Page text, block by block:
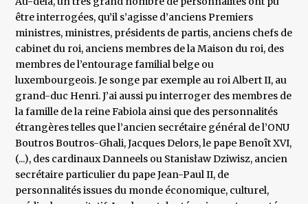
être interrogées, qu’il s’agisse d’anciens Premiers
ministres, ministres, présidents de partis, anciens chefs de
cabinet du roi, anciens membres de la Maison du roi, des
membres de l’entourage familial belge ou
luxembourgeois. Je songe par exemple au roi Albert II, au
grand-duc Henri. J’ai aussi pu interroger des membres de
la famille de la reine Fabiola ainsi que des personnalités
étrangères telles que l’ancien secrétaire général de l’ONU
Boutros Boutros-Ghali, Jacques Delors, le pape Benoît XVI,
(...), des cardinaux Danneels ou Stanisław Dziwisz, ancien
secrétaire particulier du pape Jean-Paul II, de
personnalités issues du monde économique, culturel,